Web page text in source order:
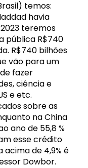
temos:
havia
teremos
pública R$740
R$740 bilhões
vão para um
fazer
ciência e
e etc.
sobre as
na China
ano de 55,8 %
esse crédito
acima de 4,9% é
Dowbor.